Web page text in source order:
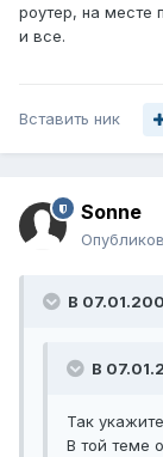
роутер, на месте
и все.
Вставить ник
Sonne
В
В
Так
В той теме